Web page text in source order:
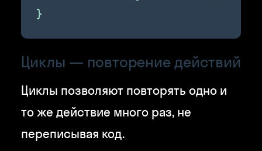
}
Циклы — повторение действий
Циклы позволяют повторять одно и
то же действие много раз, не
переписывая код.